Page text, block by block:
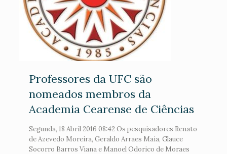
Professores da UFC são
nomeados membros da
Academia Cearense de Ciências
Segunda, 18 Abril 2016 08:42 Os pesquisadores Renato
de Azevedo Moreira, Geraldo Arraes Maia, Glauce
Socorro Barros Viana e Manoel Odorico de Moraes